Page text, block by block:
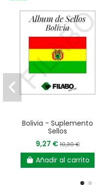
Bolivia - Suplemento
Sellos
9,27 €10,30 €
Añadir al carrito